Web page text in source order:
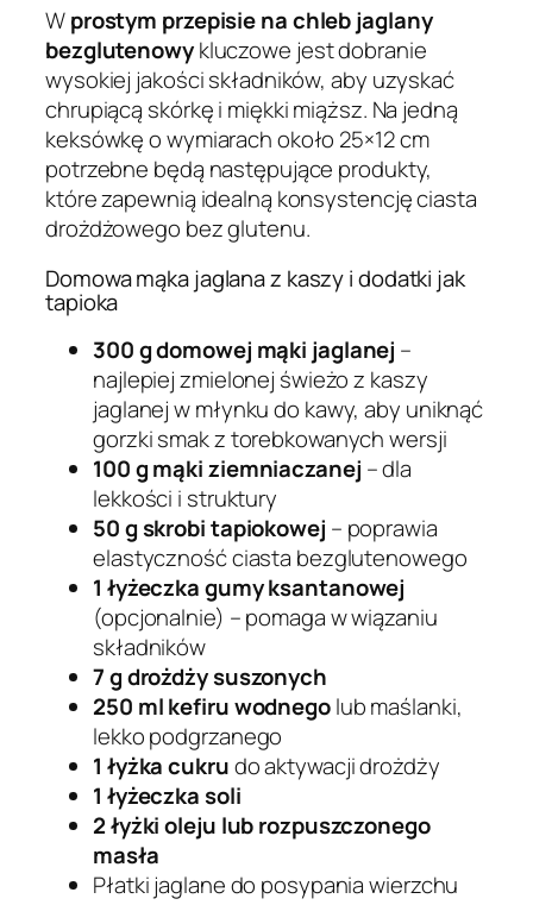
Wprostym przepisie na chleb jaglany
bezglutenowykluczowe jest dobranie
wysokiej jakości składników, aby uzyskać
chrupiącą skórkę i miękki miąższ. Na jedną
keksówkę o wymiarach około 25×12 cm
potrzebne będą następujące produkty,
które zapewnią idealną konsystencję ciasta
drożdżowego bez glutenu.
Domowa mąka jaglana z kaszy i dodatki jak
tapioka
300 g domowej mąki jaglanej –
najlepiej zmielonej świeżo z kaszy
jaglanej w młynku do kawy, aby uniknąć
gorzki smak z torebkowanych wersji
100 g mąki ziemniaczanej – dla
lekkości i struktury
50 g skrobi tapiokowej – poprawia
elastyczność ciasta bezglutenowego
1 łyżeczka gumy ksantanowej
(opcjonalnie) – pomaga w wiązaniu
składników
7 g drożdży suszonych
250 ml kefiru wodnegolub maślanki,
lekko podgrzanego
1 łyżka cukrudo aktywacji drożdży
1 łyżeczka soli
2 łyżki oleju lub rozpuszczonego
masła
Płatki jaglane do posypania wierzchu